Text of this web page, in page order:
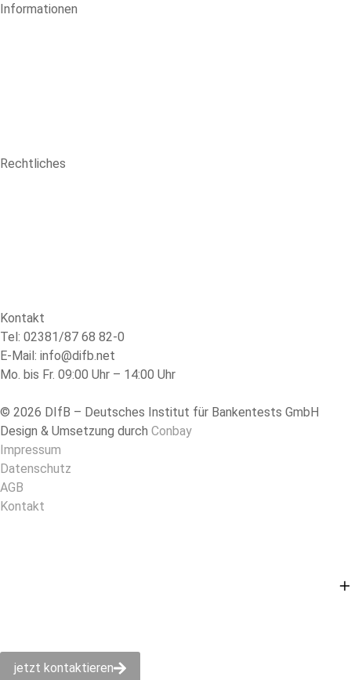
Informationen
Rechtliches
Kontakt
Tel: 02381/87 68 82-0
E-Mail: info@difb.net
Mo. bis Fr. 09:00 Uhr – 14:00 Uhr
© 2026 DIfB – Deutsches Institut für Bankentests GmbH
Design & Umsetzung durch Conbay
Impressum
Datenschutz
AGB
Kontakt
jetzt kontaktieren